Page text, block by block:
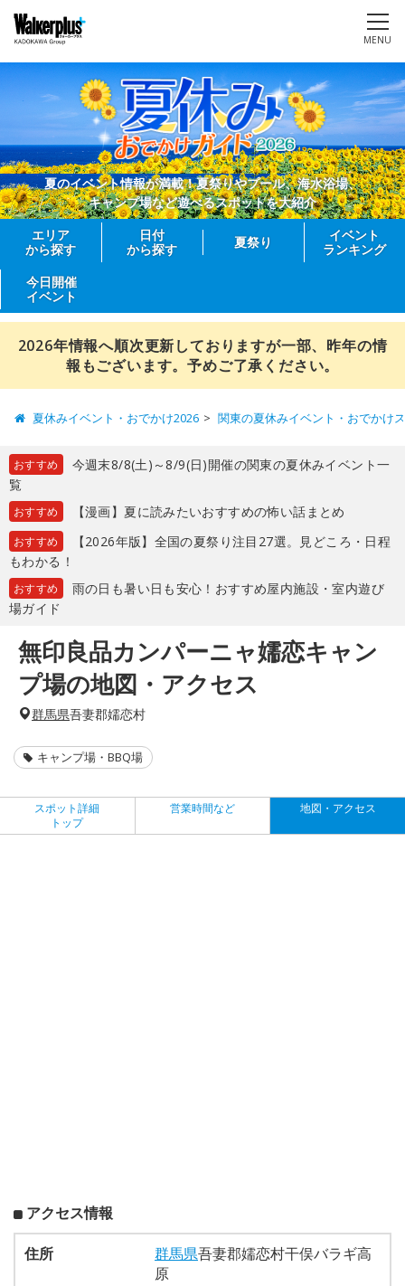
MENU
夏のイベント情報が満載！夏祭りやプール、海水浴場、
キャンプ場など遊べるスポットを大紹介
エリア
から探す
日付
から探す
夏祭り
イベント
ランキング
今日開催
イベント
2026年情報へ順次更新しておりますが一部、昨年の情
報もございます。予めご了承ください。
夏休みイベント・おでかけ2026 関東の夏休みイベント・おでかけ
おすすめ
今週末8/8(土)～8/9(日)開催の関東の夏休みイベント一
覧
おすすめ 【漫画】夏に読みたいおすすめの怖い話まとめ
おすすめ
【2026年版】全国の夏祭り注目27選。見どころ・日程
もわかる！
おすすめ
雨の日も暑い日も安心！おすすめ屋内施設・室内遊び
場ガイド
無印良品カンパーニャ嬬恋キャン
プ場の地図・アクセス
群馬県吾妻郡嬬恋村
キャンプ場・BBQ場
スポット詳細
トップ
営業時間など 地図・アクセス
アクセス情報
住所 群馬県吾妻郡嬬恋村干俣バラギ高
原